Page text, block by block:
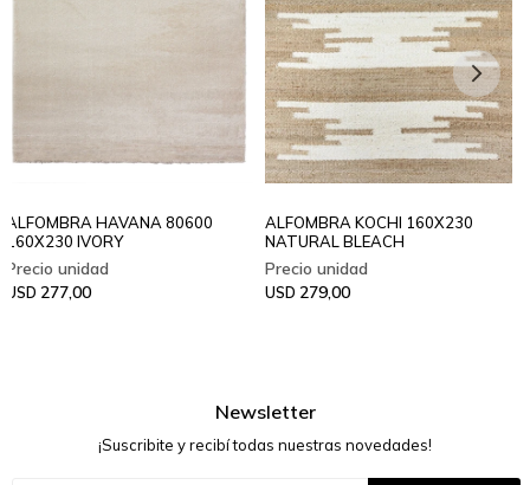
ALFOMBRA HAVANA 80600
160X230 IVORY
USD 277,00
ALFOMBRA KOCHI 160X230
NATURAL BLEACH
USD 279,00
Newsletter
¡Suscribite y recibí todas nuestras novedades!